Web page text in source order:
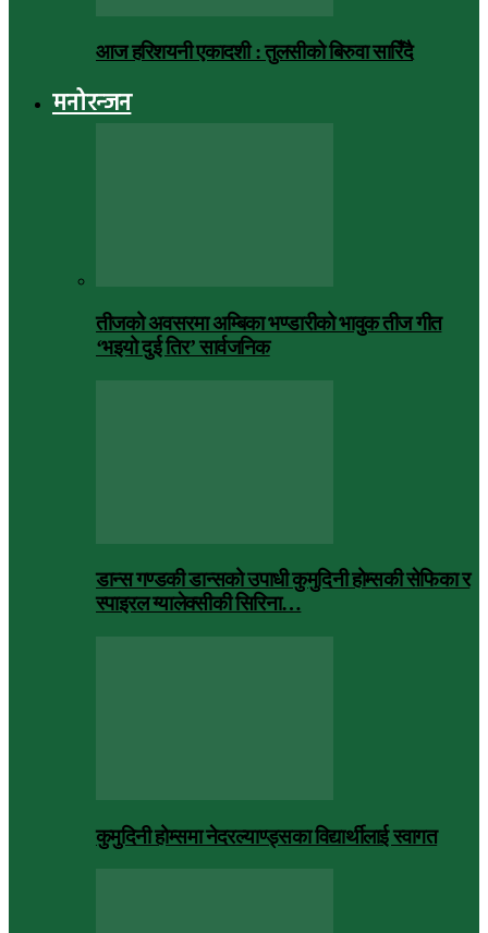
आज हरिशयनी एकादशी : तुलसीको बिरुवा सारिँदै
मनोरन्जन
तीजको अवसरमा अम्बिका भण्डारीको भावुक तीज गीत
‘भइयो दुई तिर’ सार्वजनिक
डान्स गण्डकी डान्सको उपाधी कुमुदिनी होम्सकी सेफिका र
स्पाइरल ग्यालेक्सीकी सिरिना…
कुमुदिनी होम्समा नेदरल्याण्ड्सका विद्यार्थीलाई स्वागत